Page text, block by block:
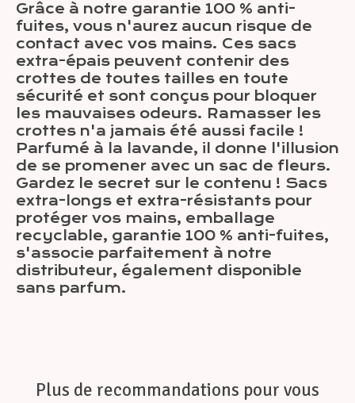
Grâce à notre garantie 100 % anti-
fuites, vous n'aurez aucun risque de
contact avec vos mains. Ces sacs
extra-épais peuvent contenir des
crottes de toutes tailles en toute
sécurité et sont conçus pour bloquer
les mauvaises odeurs. Ramasser les
crottes n'a jamais été aussi facile !
Parfumé à la lavande, il donne l'illusion
de se promener avec un sac de fleurs.
Gardez le secret sur le contenu ! Sacs
extra-longs et extra-résistants pour
protéger vos mains, emballage
recyclable, garantie 100 % anti-fuites,
s'associe parfaitement à notre
distributeur, également disponible
sans parfum.
Plus de recommandations pour vous